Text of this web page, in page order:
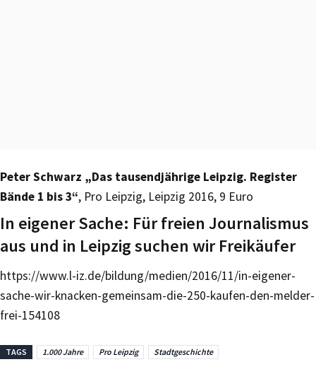
Peter Schwarz „Das tausendjährige Leipzig. Register
Bände 1 bis 3“, Pro Leipzig, Leipzig 2016, 9 Euro
In eigener Sache: Für freien Journalismus
aus und in Leipzig suchen wir Freikäufer
https://www.l-iz.de/bildung/medien/2016/11/in-eigener-
sache-wir-knacken-gemeinsam-die-250-kaufen-den-melder-
frei-154108
TAGS 1.000 Jahre Pro Leipzig Stadtgeschichte